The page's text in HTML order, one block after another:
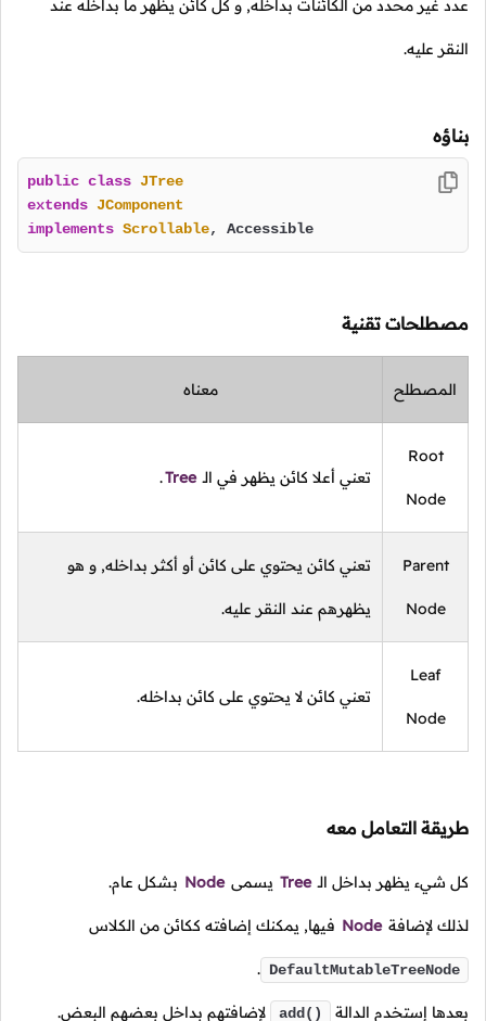
عدد غير محدد من الكائنات بداخله, و كل كائن يظهر ما بداخله عند
النقر عليه.
بناؤه
public class JTree
extends JComponent
implements Scrollable, Accessible
مصطلحات تقنية
المصطلح معناه
Root
Node
تعني أعلا كائن يظهر في الـ Tree
.
Parent
Node
تعني كائن يحتوي على كائن أو أكثر بداخله, و هو
يظهرهم عند النقر عليه.
Leaf
Node
تعني كائن لا يحتوي على كائن بداخله.
طريقة التعامل معه
كل شيء يظهر بداخل الـ Tree يسمى Node بشكل عام.
لذلك لإضافة Node فيها, يمكنك إضافته ككائن من الكلاس
DefaultMutableTreeNode
.
بعدها إستخدم الدالة add() لإضافتهم بداخل بعضهم البعض.